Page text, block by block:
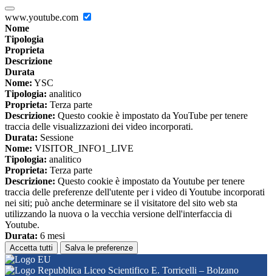
www.youtube.com
Nome
Tipologia
Proprieta
Descrizione
Durata
Nome: YSC
Tipologia: analitico
Proprieta: Terza parte
Descrizione: Questo cookie è impostato da YouTube per tenere
traccia delle visualizzazioni dei video incorporati.
Durata: Sessione
Nome: VISITOR_INFO1_LIVE
Tipologia: analitico
Proprieta: Terza parte
Descrizione: Questo cookie è impostato da Youtube per tenere
traccia delle preferenze dell'utente per i video di Youtube incorporati
nei siti; può anche determinare se il visitatore del sito web sta
utilizzando la nuova o la vecchia versione dell'interfaccia di
Youtube.
Durata: 6 mesi
Accetta tutti Salva le preferenze
Liceo Scientifico E. Torricelli – Bolzano